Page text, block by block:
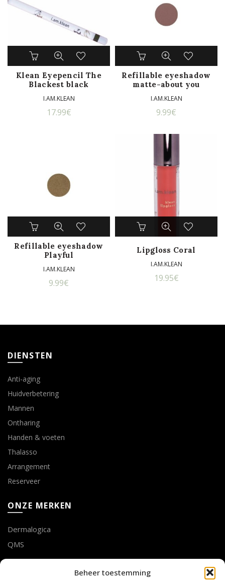
Beheer toestemming
Klean Eyepencil The
Blackest black
I.AM.KLEAN
17.99€
Refillable eyeshadow
matte-about you
I.AM.KLEAN
9.99€
Refillable eyeshadow
Playful
I.AM.KLEAN
9.99€
Lipgloss Coral
I.AM.KLEAN
19.95€
DIENSTEN
Anti-aging
Huidverbetering
Mannen
Ontharing
Handen & voeten
Thalasso
Arrangement
Reserveer
ONZE MERKEN
Dermalogica
QMS
LOTTE GEUSENS